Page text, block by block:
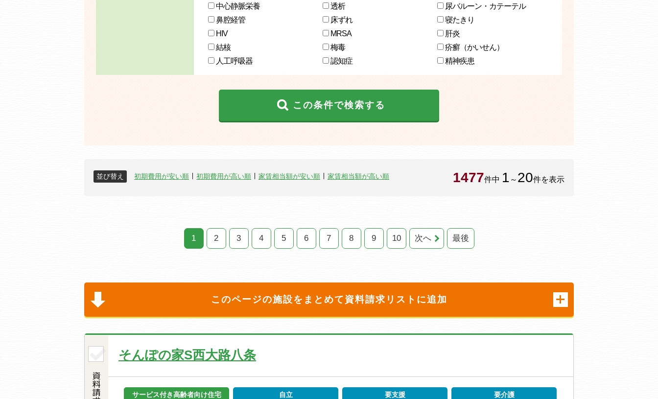
中心静脈栄養
透析
尿バルーン・カテーテル
鼻腔経管
床ずれ
寝たきり
HIV
MRSA
肝炎
結核
梅毒
疥癬（かいせん）
人工呼吸器
認知症 精神疾患
この条件で検索する
1477件中 1 ～ 20件を表示
並び替え 初期費用が安い順 初期費用が高い順 家賃相当額が安い順 家賃相当額が高い順
1 2 3 4 5 6 7 8 9 10 次へ 最後
このページの施設をまとめて資料請求リストに追加
そんぽの家S西大路八条
サービス付き高齢者向け住宅 自立 要支援 要介護